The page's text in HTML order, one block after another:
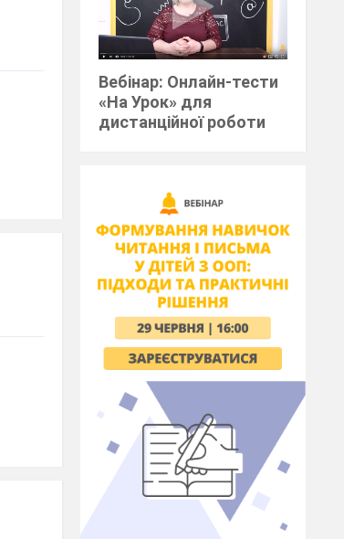
Вебінар: Онлайн-тести
«На Урок» для
дистанційної роботи